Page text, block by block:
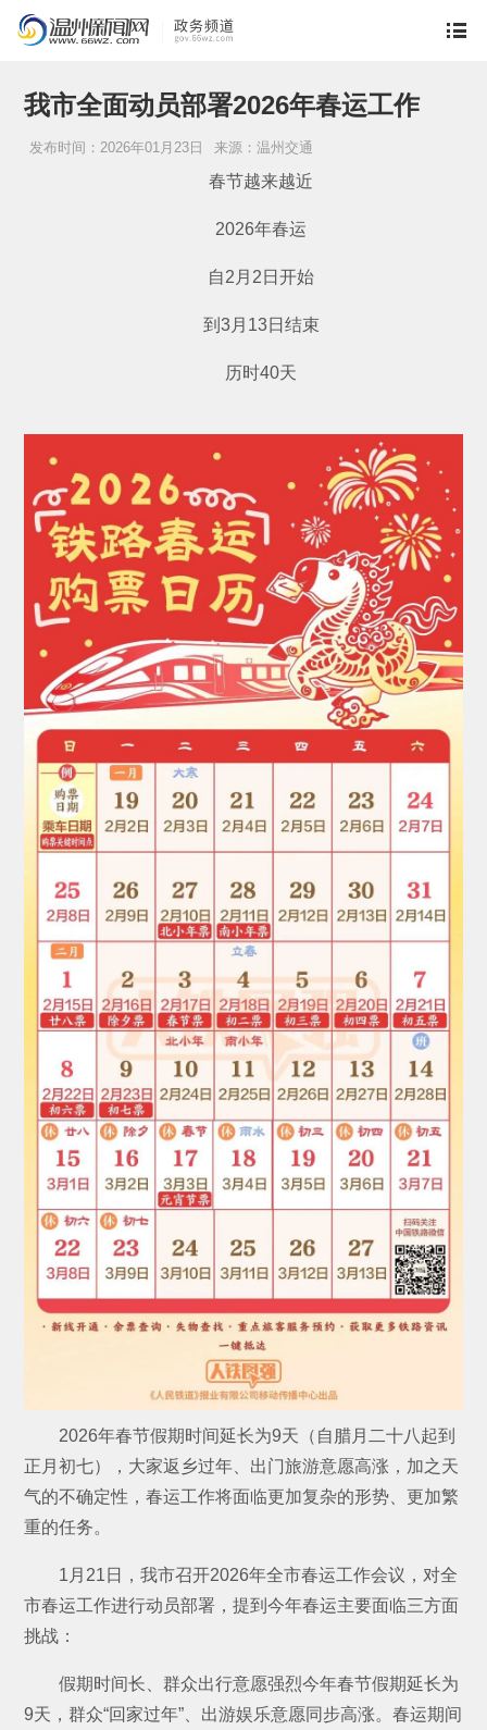
我市全面动员部署2026年春运工作
发布时间：2026年01月23日 来源：温州交通
春节越来越近
2026年春运
自2月2日开始
到3月13日结束
历时40天
2026年春节假期时间延长为9天（自腊月二十八起到
正月初七），大家返乡过年、出门旅游意愿高涨，加之天
气的不确定性，春运工作将面临更加复杂的形势、更加繁
重的任务。
1月21日，我市召开2026年全市春运工作会议，对全
市春运工作进行动员部署，提到今年春运主要面临三方面
挑战：
假期时间长、群众出行意愿强烈今年春节假期延长为
9天，群众“回家过年”、出游娱乐意愿同步高涨。春运期间